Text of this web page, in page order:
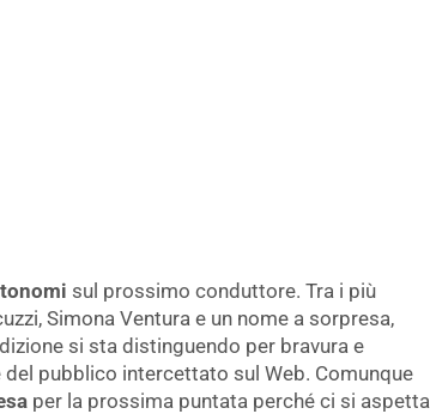
sul prossimo conduttore. Tra i più
Simona Ventura e un nome a sorpresa,
si sta distinguendo per bravura e
pubblico intercettato sul Web. Comunque
per la prossima puntata perché ci si aspetta